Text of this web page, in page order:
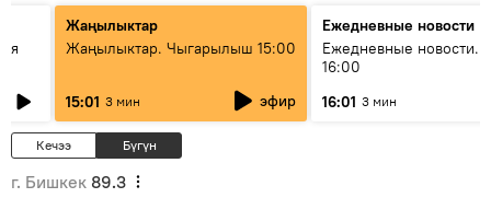
Жаңылыктар
Жаңылыктар. Чыгарылыш 15:00
15:01 3 мин эфир
Ежедневные новости
Ежедневные новости.
16:00
16:01 3 мин
Кечээ Бүгүн
г. Бишкек 89.3